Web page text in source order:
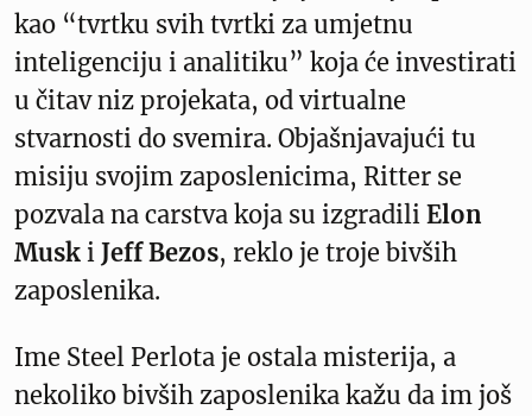
kao “tvrtku svih tvrtki za umjetnu
inteligenciju i analitiku” koja će investirati
u čitav niz projekata, od virtualne
stvarnosti do svemira. Objašnjavajući tu
misiju svojim zaposlenicima, Ritter se
pozvala na carstva koja su izgradili Elon
Musk i Jeff Bezos, reklo je troje bivših
zaposlenika.
Ime Steel Perlota je ostala misterija, a
nekoliko bivših zaposlenika kažu da im još